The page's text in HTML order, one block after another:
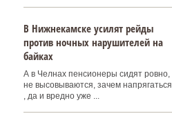
В Нижнекамске усилят рейды
против ночных нарушителей на
байках
А в Челнах пенсионеры сидят ровно,
не высовываются, зачем напрягаться
, да и вредно уже ...